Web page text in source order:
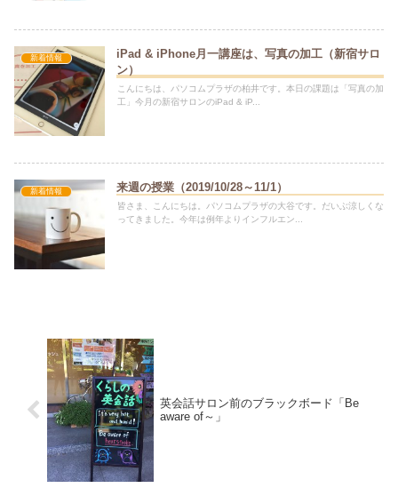
新着情報
iPad & iPhone月一講座は、写真の加工（新宿サロ
ン）
こんにちは、パソコムプラザの柏井です。本日の課題は「写真の加
工」今月の新宿サロンのiPad & iP...
新着情報 来週の授業（2019/10/28～11/1）
皆さま、こんにちは。パソコムプラザの大谷です。だいぶ涼しくな
ってきました。今年は例年よりインフルエン...
英会話サロン前のブラックボード「Be
aware of～」